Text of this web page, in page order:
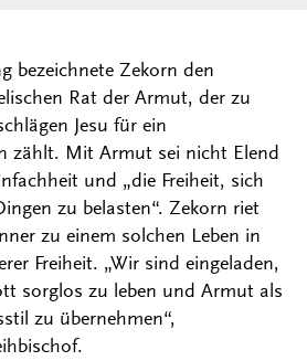
bezeichnete Zekorn den
Rat der Armut, der zu
Jesu für ein
zählt. Mit Armut sei nicht Elend
und „die Freiheit, sich
zu belasten“. Zekorn riet
zu einem solchen Leben in
Freiheit. „Wir sind eingeladen,
sorglos zu leben und Armut als
zu übernehmen“,